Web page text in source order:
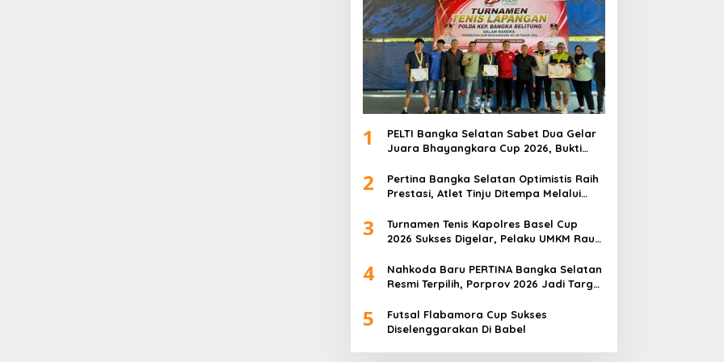
1
PELTI Bangka Selatan Sabet Dua Gelar
Juara Bhayangkara Cup 2026, Bukti
2
Pertina Bangka Selatan Optimistis Raih
Prestasi, Atlet Tinju Ditempa Melalui
3
Turnamen Tenis Kapolres Basel Cup
2026 Sukses Digelar, Pelaku UMKM Raup
4
Nahkoda Baru PERTINA Bangka Selatan
Resmi Terpilih, Porprov 2026 Jadi Target
5
Futsal Flabamora Cup Sukses
Diselenggarakan Di Babel